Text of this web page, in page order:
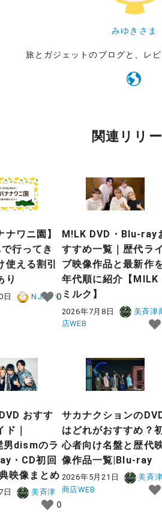
みゆきさま
旅とガジェットのブログと、レ
関連リリ
ナワニ園】
行ってき
使える割引
り
日 NJパパ0
M!LK DVD・Blu-ray
すすめ一覧｜歴代ライ
ブ映像作品と最新作
年代順に紹介【MILK
ミルク】
2026年7月8日
美斉津
店WEB
おすす
ド｜
dismのラ
・CD初回
映像まとめ
日 美斉津
0
サカナクションの
はどれがおすすめ？
心者向け名盤と歴代
像作品一覧|Blu-ray
2026年5月21日
美斉津
商店WEB